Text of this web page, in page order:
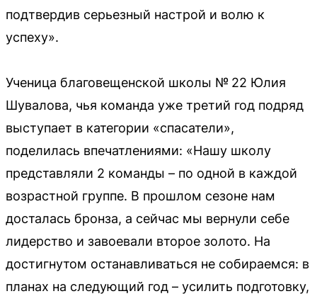
подтвердив серьезный настрой и волю к
успеху».
Ученица благовещенской школы № 22 Юлия
Шувалова, чья команда уже третий год подряд
выступает в категории «спасатели»,
поделилась впечатлениями: «Нашу школу
представляли 2 команды – по одной в каждой
возрастной группе. В прошлом сезоне нам
досталась бронза, а сейчас мы вернули себе
лидерство и завоевали второе золото. На
достигнутом останавливаться не собираемся: в
планах на следующий год – усилить подготовку,